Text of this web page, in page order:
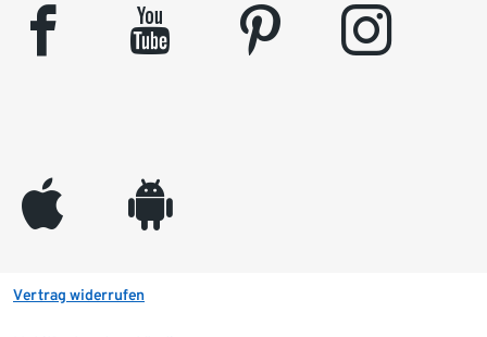
facebook youtube pinterest instagram
appleinc android
Vertrag widerrufen